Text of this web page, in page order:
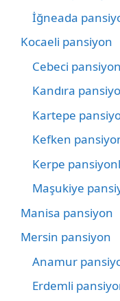
İğneada
Kocaeli pansiyon
Cebeci
Kandıra
Kartepe
Kefken
Kerpe
Maşukiye
Manisa pansiyon
Mersin pansiyon
Anamur
Erdemli